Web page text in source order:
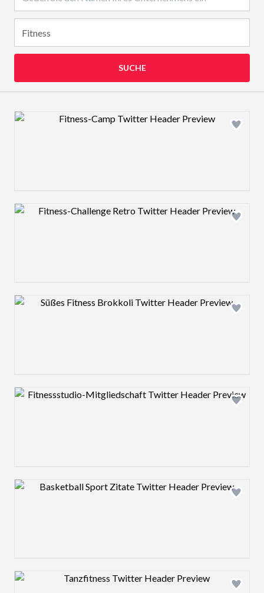
SUCHE
Design preview image
Design preview image
Design preview image
Design preview image
Design preview image
Design preview image